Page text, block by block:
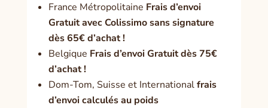
France Métropolitaine Frais d’envoi
Gratuit avec Colissimo sans signature
dès 65€ d’achat !
Belgique Frais d’envoi Gratuit dès 75€
d’achat !
Dom-Tom, Suisse et Internationalfrais
d’envoi calculés au poids